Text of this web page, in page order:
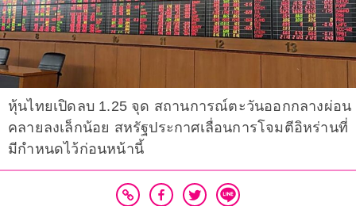
หุ้นไทยเปิดลบ 1.25 จุด สถานการณ์ตะวันออกกลางผ่อน
คลายลงเล็กน้อย สหรัฐประกาศเลื่อนการโจมตีอิหร่านที่
มีกําหนดไว้ก่อนหน้านี้